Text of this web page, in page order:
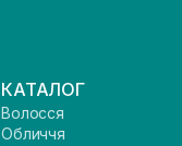
КАТАЛОГ
Волосся
Обличчя